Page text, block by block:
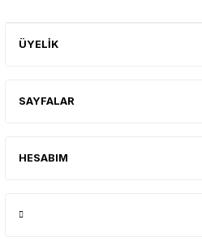
ÜYELİK
SAYFALAR
HESABIM